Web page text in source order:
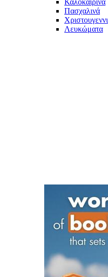
Πασχαλινά
Λευκώματα